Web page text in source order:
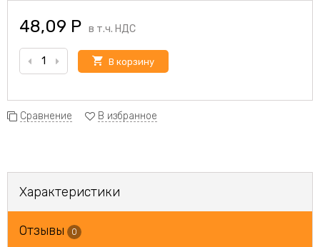
48,09 Р в т.ч. НДС
В корзину
Сравнение В избранное
Характеристики
Отзывы 0